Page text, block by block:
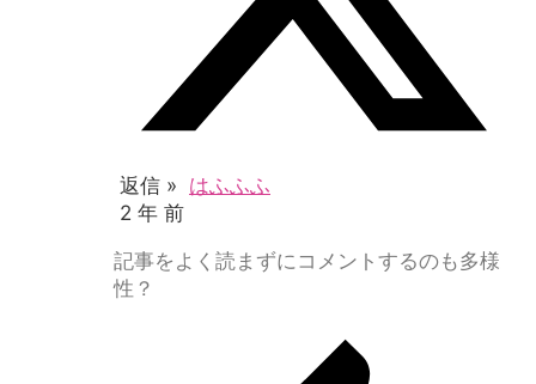
返信 » はふふふ
2 年 前
記事をよく読まずにコメントするのも多様
性？